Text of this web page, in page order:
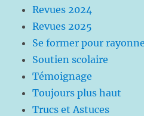
Revues 2024
Revues 2025
Se former pour
Soutien scolaire
Témoignage
Toujours plus haut
Trucs et Astuces